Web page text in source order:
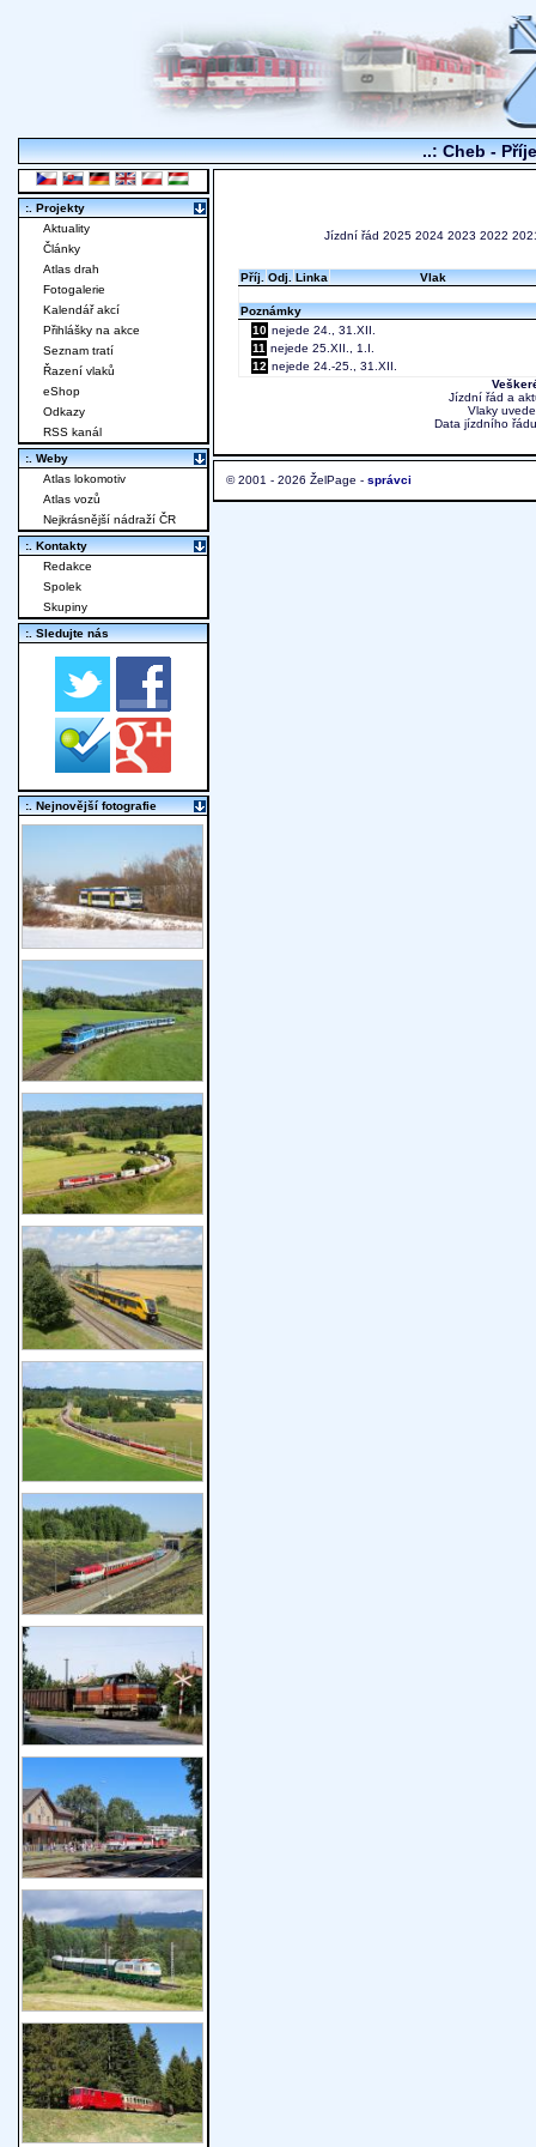
..: Cheb -
Jízdní řád 2025 2024 2023 2022
Příj. Odj. Linka Vlak
Poznámky
10 nejede 24., 31.XII.
11 nejede 25.XII., 1.I.
12 nejede 24.-25., 31.XII.
Jízdní řád a
Vlaky
Data jízdního
© 2001 - 2026 ŽelPage - správci
:. Projekty
Aktuality
Články
Atlas drah
Fotogalerie
Kalendář akcí
Přihlášky na akce
Seznam tratí
Řazení vlaků
eShop
Odkazy
RSS kanál
:. Weby
Atlas lokomotiv
Atlas vozů
Nejkrásnější nádraží ČR
:. Kontakty
Redakce
Spolek
Skupiny
:. Sledujte nás
:. Nejnovější fotografie